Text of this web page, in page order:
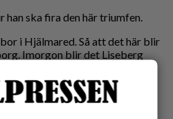
ska fira den här triumfen.
i Hjälmared. Så att det här blir
Imorgon blir det Liseberg
får bli firandet.